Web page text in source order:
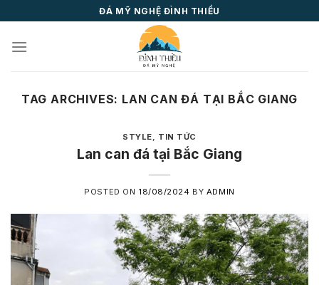
to
content
ĐÁ MỸ NGHỆ ĐÌNH THIỀU
TAG ARCHIVES: LAN CAN ĐÁ TẠI BẮC GIANG
STYLE, TIN TỨC
Lan can đá tại Bắc Giang
POSTED ON 18/08/2024 BY ADMIN